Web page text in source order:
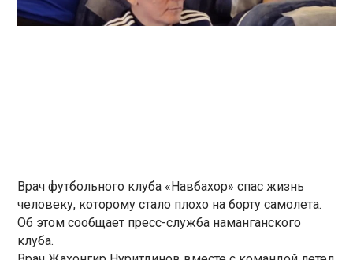
Врач футбольного клуба «Навбахор» спас жизнь
человеку, которому стало плохо на борту самолета.
Об этом сообщает пресс-служба наманганского
клуба.